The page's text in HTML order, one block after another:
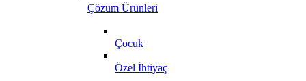
Çözüm Ürünleri
Çocuk
Özel İhtiyaç